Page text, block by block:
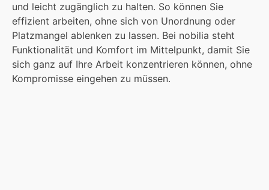
und leicht zugänglich zu halten. So können Sie
effizient arbeiten, ohne sich von Unordnung oder
Platzmangel ablenken zu lassen. Bei nobilia steht
Funktionalität und Komfort im Mittelpunkt, damit Sie
sich ganz auf Ihre Arbeit konzentrieren können, ohne
Kompromisse eingehen zu müssen.